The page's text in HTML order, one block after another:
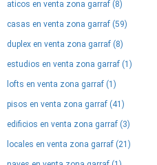
aticos en venta zona garraf (8)
casas en venta zona garraf (59)
duplex en venta zona garraf (8)
estudios en venta zona garraf (1)
lofts en venta zona garraf (1)
pisos en venta zona garraf (41)
edificios en venta zona garraf (3)
locales en venta zona garraf (21)